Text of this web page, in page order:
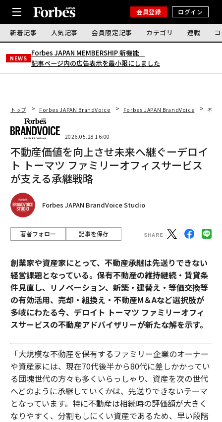
会員登録 ログイン
新着記事 人気記事 会員限定記事 カテゴリ 連載
NEWS
Forbes JAPAN MEMBERSHIP 新機能｜
記事ページ内の広告表示を最小限にしました
トップ Forbes JAPAN BrandVoice Forbes JAPAN BrandVoice 不動
2026.05.28 16:00
不動産価値を向上させ未来へ継ぐーデロイ
ト トーマツ ファミリーオフィスサービス
が支える承継戦略
Forbes JAPAN BrandVoice Studio
著者フォロー 記事を保存
創業家や資産家にとって、不動産承継は先送りできない
経営課題となっている。保有不動産の維持継続・賃貸条
件見直し、リノベーション、新築・建替え・等価交換等
の有効活用、売却・組換え・不動産М＆Aなど選択肢が
多岐にわたる今、デロイト トーマツ ファミリーオフィ
スサービスの不動産アドバイザリーが新たな解を示す。
「大規模な不動産を保有するファミリー企業のオーナー
や資産家には、現在70代後半から80代に差しかかってい
る団塊世代の方々も多くいらっしゃり、資産を次の世代
へどのように承継していくかは、先送りできないテーマ
となっています。特に不動産は相続時の評価額が大きく
なりやすく、分割もしにくい資産であるため、早い段階